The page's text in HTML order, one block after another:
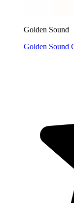
Golden Sound
Golden Sound